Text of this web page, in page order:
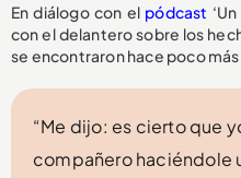
En diálogo con el pódcast
con el delantero sobre los
se encontraron hace poco más
“Me dijo: es cierto que
compañero haciéndole